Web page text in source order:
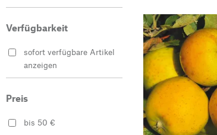
Verfügbarkeit
sofort verfügbare Artikel
anzeigen
Preis
bis 50 €